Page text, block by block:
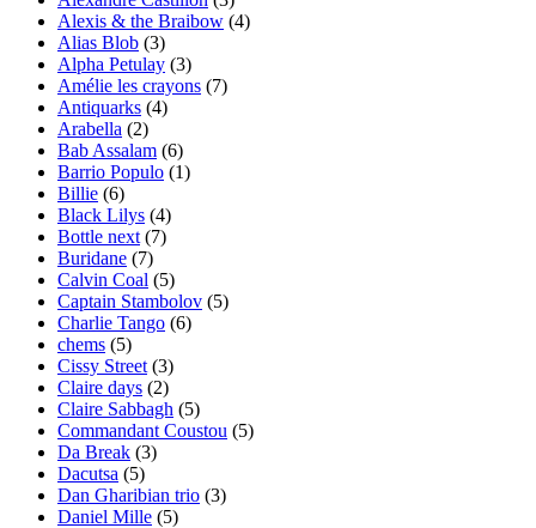
Alexis & the Braibow (4)
Alias Blob (3)
Alpha Petulay (3)
Amélie les crayons (7)
Antiquarks (4)
Arabella (2)
Bab Assalam (6)
Barrio Populo (1)
Billie (6)
Black Lilys (4)
Bottle next (7)
Buridane (7)
Calvin Coal (5)
Captain Stambolov (5)
Charlie Tango (6)
chems (5)
Cissy Street (3)
Claire days (2)
Claire Sabbagh (5)
Commandant Coustou (5)
Da Break (3)
Dacutsa (5)
Dan Gharibian trio (3)
Daniel Mille (5)